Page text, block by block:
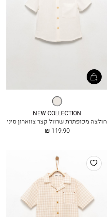
אופוויט
NEW COLLECTION
חולצה מכופתרת שרוול קצר צווארון סיני
החל
119.90 ₪
הוסף
למועדפים